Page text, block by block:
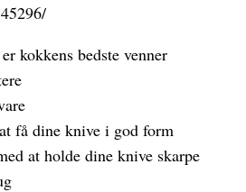
kokkens bedste venner
få dine knive i god form
at holde dine knive skarpe